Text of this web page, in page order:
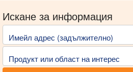
Искане за информация
Имейл адрес (задължително)
Продукт или област на интерес